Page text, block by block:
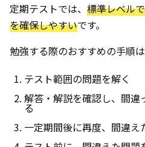
定期テストでは、 標準レベル
を確保しやすいです。
勉強する際のおすすめの手順は
テスト範囲の問題を解く
解答・解説を確認し、間
る
一定期間後に再度、間違え